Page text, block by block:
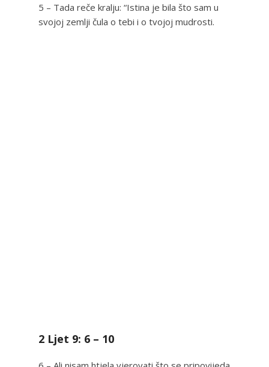
5 – Tada reče kralju: “Istina je bila što sam u
svojoj zemlji čula o tebi i o tvojoj mudrosti.
2 Ljet 9: 6 – 10